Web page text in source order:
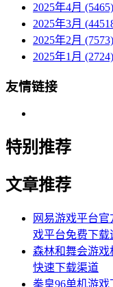
2025年4月 (5465)
2025年3月
2025年2月 (7573)
2025年1月 (2724)
友情链接
特别推荐
文章推荐
网易游戏平台
戏平台免费下载
森林和舞会游戏
快速下载渠道
拳皇96单机游